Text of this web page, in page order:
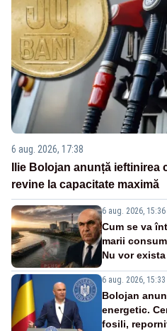
6 aug. 2026, 17:38
Ilie Bolojan anunță
revine la capacitate maximă
6 aug. 2026, 15:36
Cum se va
marii
Nu vor
6 aug. 2026, 15:33
Bolojan
energetic.
fosili,